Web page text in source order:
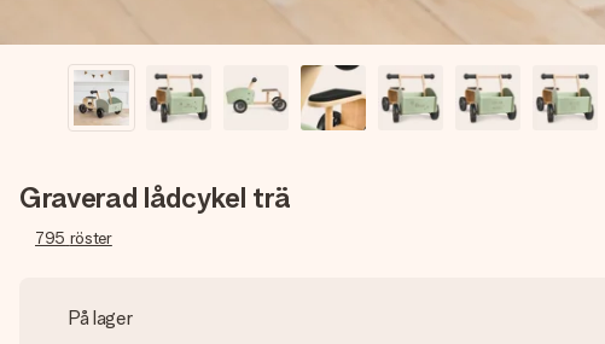
Graverad lådcykel trä
795 röster
På lager